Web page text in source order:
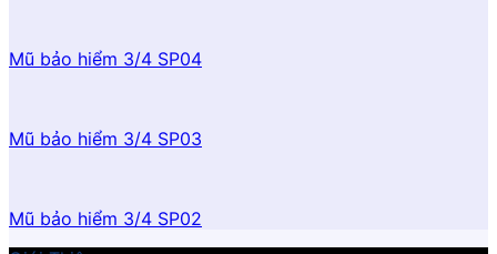
Mũ bảo hiểm 3/4 SP04
Mũ bảo hiểm 3/4 SP03
Mũ bảo hiểm 3/4 SP02